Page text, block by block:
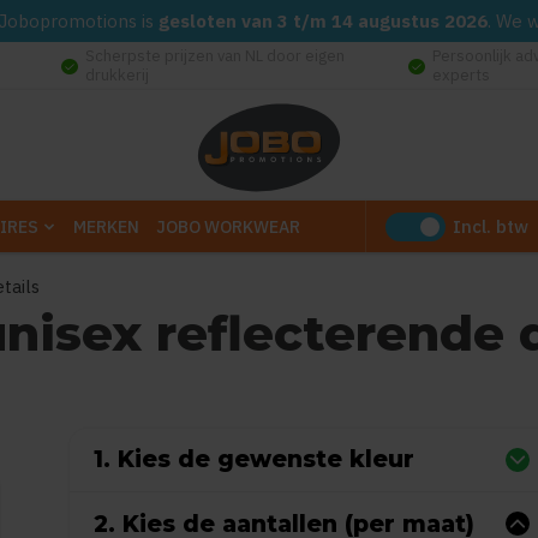
is gesloten van 3 t/m 14 augustus 2026. We
check_circle check_circle
MERKEN JOBO WORKWEAR Incl. btw
reflecterende
1. Kies de gewenste kleur
2. Kies de aantallen (per maat)